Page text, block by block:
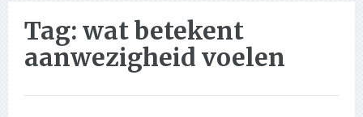
Tag: wat betekent
aanwezigheid voelen